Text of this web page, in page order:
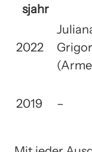
sjahr
2022
2019 –